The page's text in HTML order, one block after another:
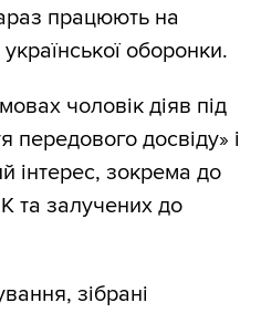
працюють на
оборонки.
чоловік діяв під
передового досвіду» і
інтерес, зокрема до
та залучених до
зібрані